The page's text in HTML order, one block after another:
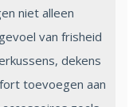
niet alleen
van frisheid
dekens
toevoegen aan